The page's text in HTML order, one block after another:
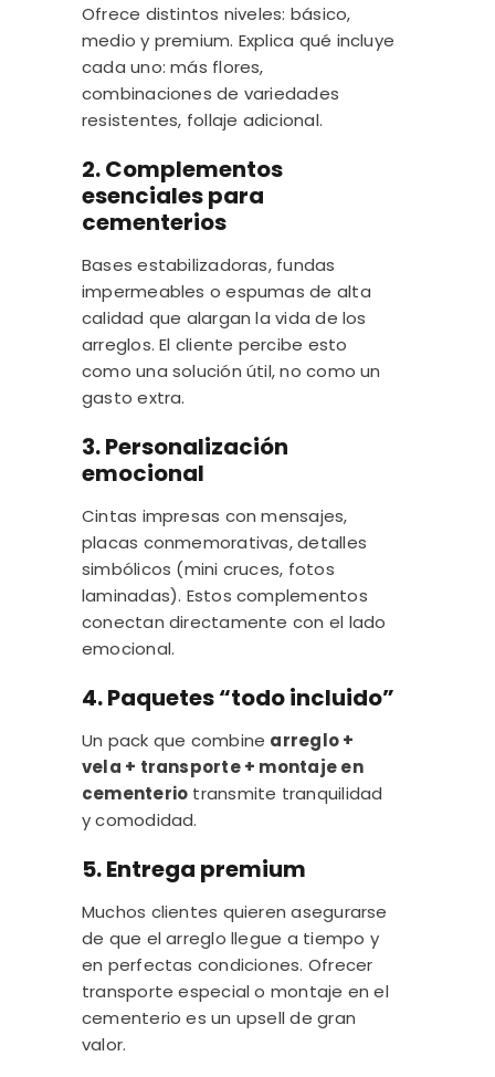
Ofrece distintos niveles: básico,
medio y premium. Explica qué incluye
cada uno: más flores,
combinaciones de variedades
resistentes, follaje adicional.
2. Complementos
esenciales para
cementerios
Bases estabilizadoras, fundas
impermeables o espumas de alta
calidad que alargan la vida de los
arreglos. El cliente percibe esto
como una solución útil, no como un
gasto extra.
3. Personalización
emocional
Cintas impresas con mensajes,
placas conmemorativas, detalles
simbólicos (mini cruces, fotos
laminadas). Estos complementos
conectan directamente con el lado
emocional.
4. Paquetes “todo incluido”
Un pack que combine arreglo +
vela + transporte + montaje en
cementerio transmite tranquilidad
y comodidad.
5. Entrega premium
Muchos clientes quieren asegurarse
de que el arreglo llegue a tiempo y
en perfectas condiciones. Ofrecer
transporte especial o montaje en el
cementerio es un upsell de gran
valor.